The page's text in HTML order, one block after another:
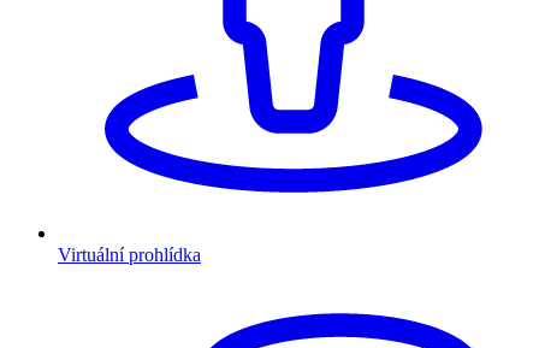
Virtuální prohlídka